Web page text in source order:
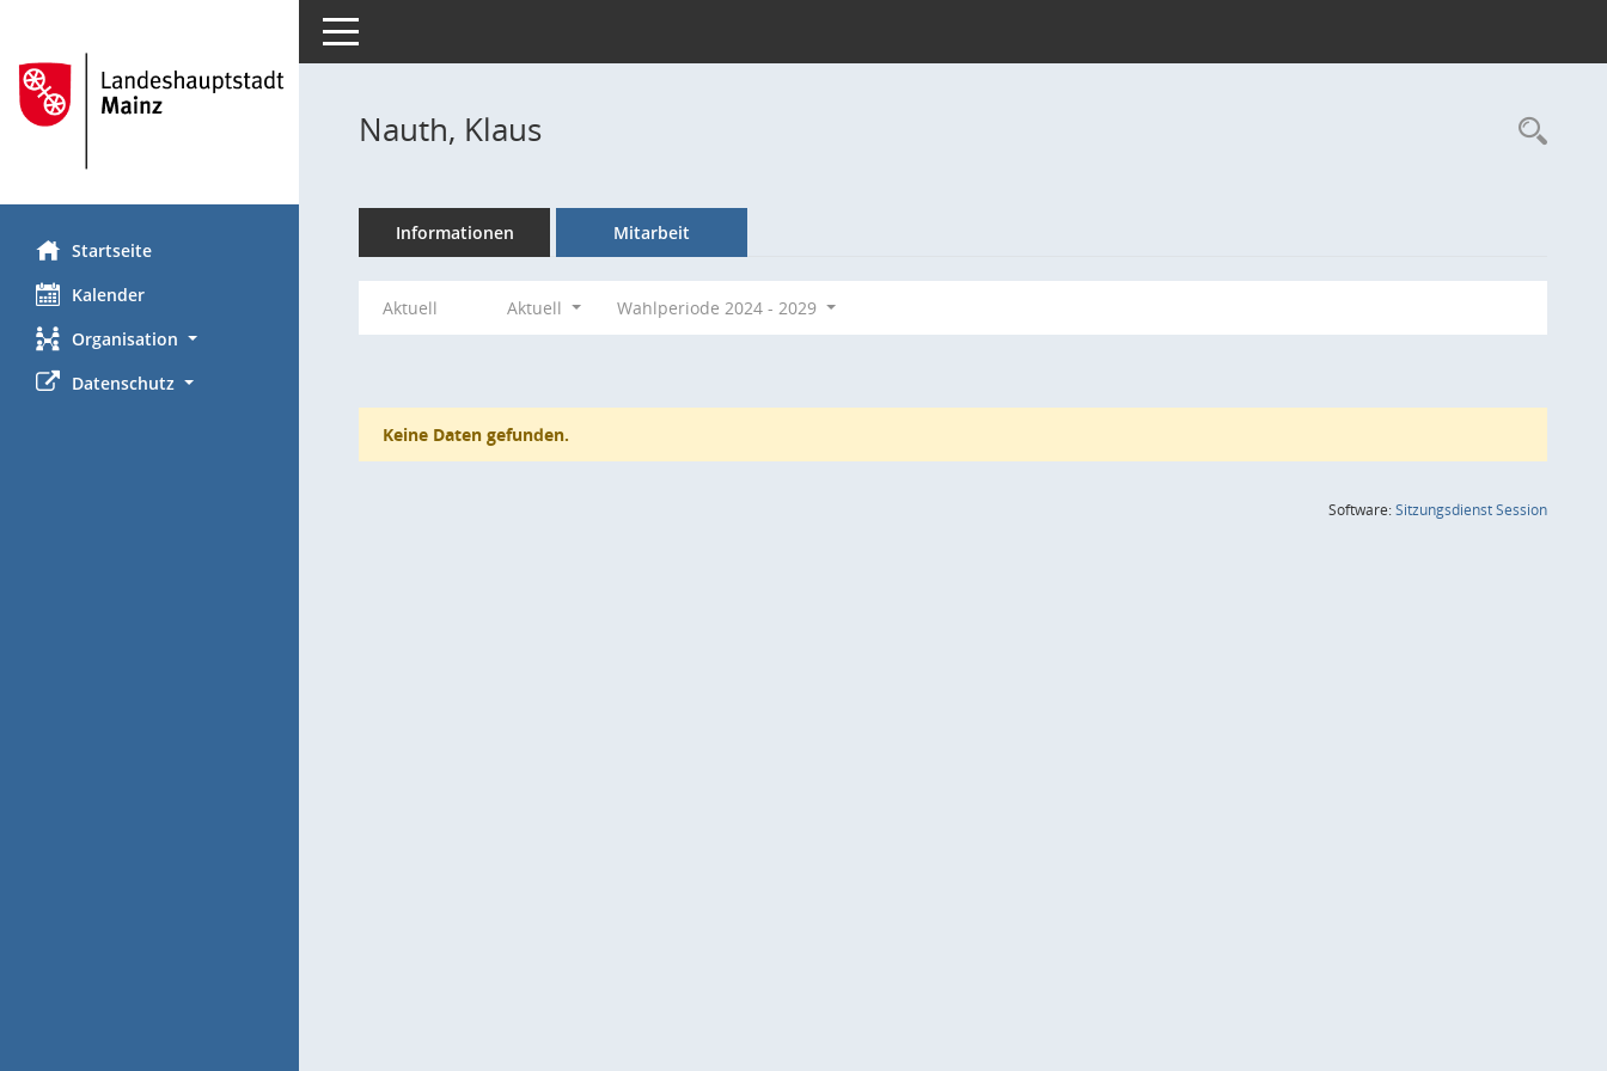
Startseite
Kalender
Organisation
Datenschutz
Toggle navigation
Nauth, Klaus
Informationen Mitarbeit
Aktuell Aktuell Wahlperiode 2024 - 2029
Keine Daten gefunden.
Software:SitzungsdienstSession(Wird in